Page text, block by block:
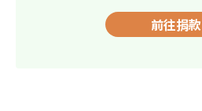
前往捐款